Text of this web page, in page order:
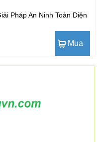
Pháp An Ninh Toàn Diện
Mua